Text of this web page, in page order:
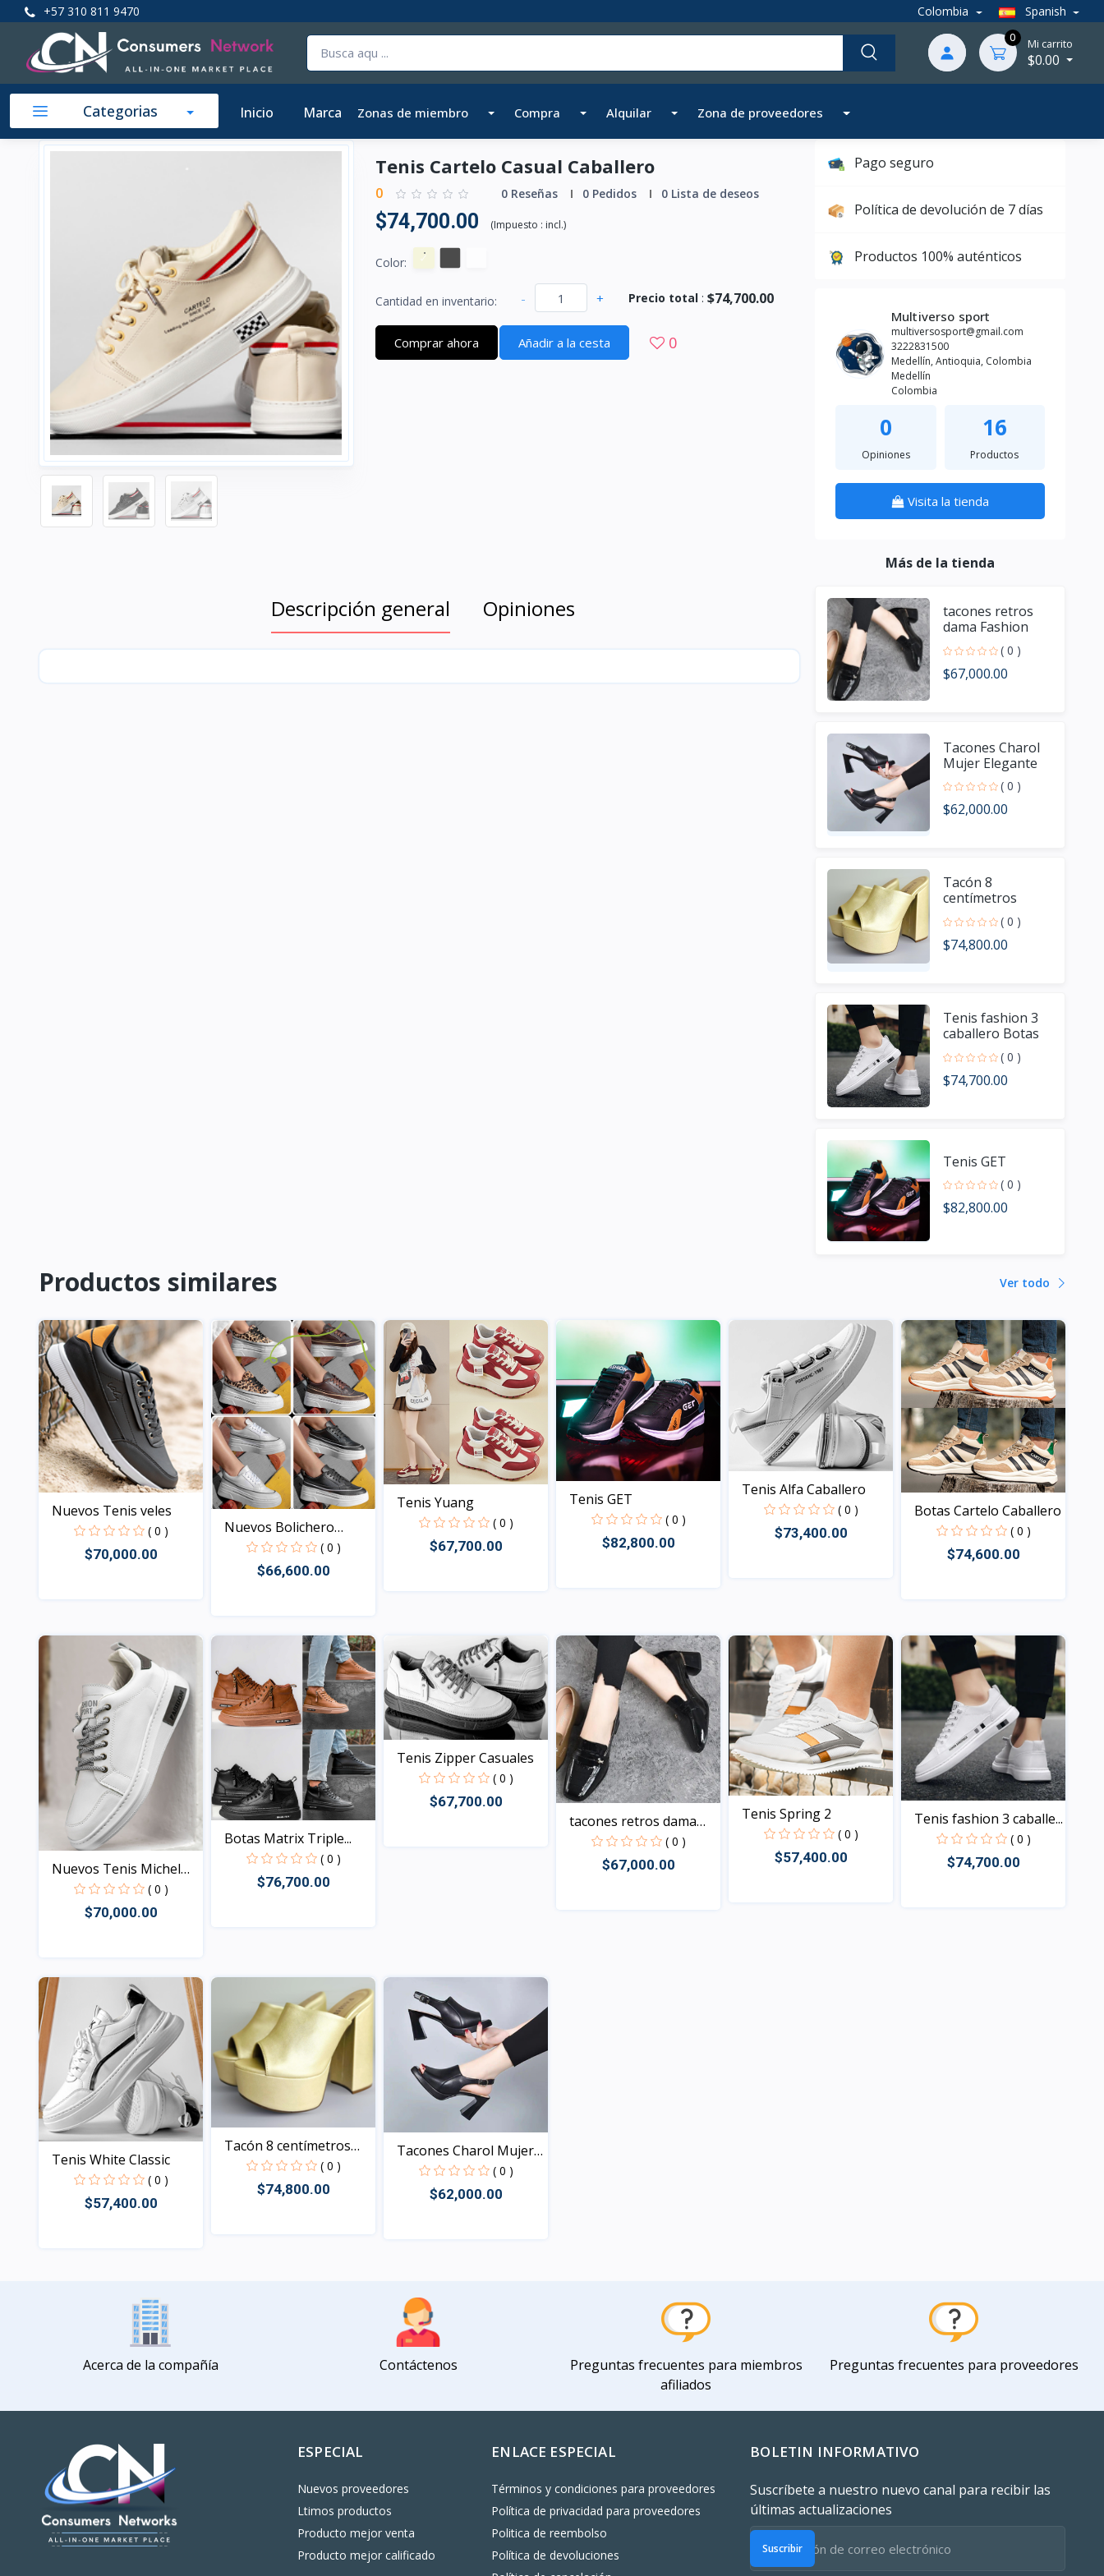
+57 310 811 9470 Colombia Spanish
0 Mi carrito
$0.00
Categorias Inicio Marca Zonas de miembro Compra Alquilar Zona de proveedores
Tenis Cartelo Casual Caballero
0 0 Reseñas 0 Pedidos 0 Lista de deseos
$74,700.00 (Impuesto : incl.)
Color:
Cantidad en inventario: - + Precio total: $74,700.00
Comprar ahora Añadir a la cesta 0
Descripción general Opiniones
Pago seguro
Política de devolución de 7 días
Productos 100% auténticos
Multiverso sport
multiversosport@gmail.com
3222831500
Medellín, Antioquia, Colombia
Medellín
Colombia
0
Opiniones
16
Productos
Visita la tienda
Más de la tienda
tacones retros
dama Fashion
Elegante ( 0 )
$67,000.00
Tacones Charol
Mujer Elegante
( 0 )
$62,000.00
Tacón 8
centímetros
dama Fashion
Elegante ( 0 )
$74,800.00
Tenis fashion 3
caballero Botas
Ou Xing Dama
Extra
( 0 )
$74,700.00
Tenis GET
( 0 )
$82,800.00
Productos similares Ver todo
Nuevos Tenis veles
( 0 )
$70,000.00
Nuevos Bolichero
Plataf...
( 0 )
$66,600.00
Vista
Tenis Yuang
( 0 )
$67,700.00
Tenis GET
( 0 )
$82,800.00
Tenis Alfa Caballero
( 0 )
$73,400.00
Botas Cartelo Caballero
( 0 )
$74,600.00
Nuevos Tenis Michel
Cab...
( 0 )
$70,000.00
Vista
Botas Matrix Triple...
( 0 )
$76,700.00
Tenis Zipper Casuales
( 0 )
$67,700.00
tacones retros dama
Fas...
( 0 )
$67,000.00
Tenis Spring 2
( 0 )
$57,400.00
Tenis fashion 3 caballe...
( 0 )
$74,700.00
Tenis White Classic
( 0 )
$57,400.00
Tacón 8 centímetros
dam...
( 0 )
$74,800.00
Tacones Charol Mujer
( 0 )
$62,000.00
Acerca de la compañía Contáctenos
Preguntas frecuentes para miembros
afiliados
Preguntas frecuentes para proveedores
ESPECIAL
Nuevos proveedores
Ltimos productos
Producto mejor venta
Producto mejor calificado
ENLACE ESPECIAL
Términos y condiciones para proveedores
Política de privacidad para proveedores
Politica de reembolso
Política de devoluciones
BOLETIN INFORMATIVO
Suscríbete a nuestro nuevo canal para recibir las
últimas actualizaciones
Suscribir